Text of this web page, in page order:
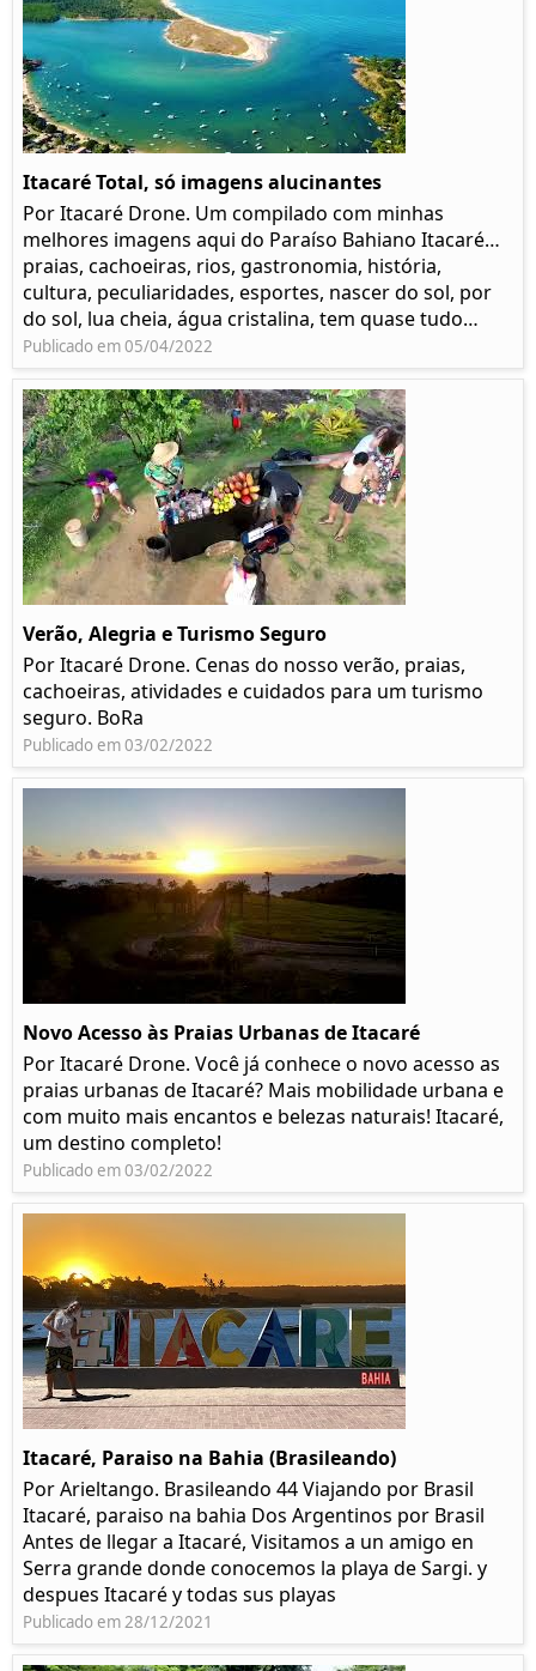
Itacaré Total, só imagens alucinantes
Por Itacaré Drone. Um compilado com minhas
melhores imagens aqui do Paraíso Bahiano Itacaré…
praias, cachoeiras, rios, gastronomia, história,
cultura, peculiaridades, esportes, nascer do sol, por
do sol, lua cheia, água cristalina, tem quase tudo…
Publicado em 05/04/2022
Verão, Alegria e Turismo Seguro
Por Itacaré Drone. Cenas do nosso verão, praias,
cachoeiras, atividades e cuidados para um turismo
seguro. BoRa
Publicado em 03/02/2022
Novo Acesso às Praias Urbanas de Itacaré
Por Itacaré Drone. Você já conhece o novo acesso as
praias urbanas de Itacaré? Mais mobilidade urbana e
com muito mais encantos e belezas naturais! Itacaré,
um destino completo!
Publicado em 03/02/2022
Itacaré, Paraiso na Bahia (Brasileando)
Por Arieltango. Brasileando 44 Viajando por Brasil
Itacaré, paraiso na bahia Dos Argentinos por Brasil
Antes de llegar a Itacaré, Visitamos a un amigo en
Serra grande donde conocemos la playa de Sargi. y
despues Itacaré y todas sus playas
Publicado em 28/12/2021